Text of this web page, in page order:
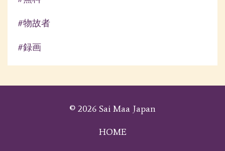
#物故者
#録画
© 2026 Sai Maa Japan
HOME